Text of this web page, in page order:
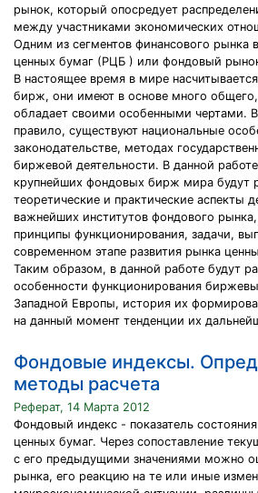
рынок, который опосредует
между участниками экономических
Одним из сегментов финансового рынка
ценных бумаг (РЦБ ) или фондовый
В настоящее время в мире
бирж, они имеют в основе много
обладает своими особенными чертами. В
правило, существуют национальные
законодательстве, методах
биржевой деятельности. В данной
крупнейших фондовых бирж мира будут
теоретические и практические аспекты
важнейших институтов фондового
принципы функционирования, задачи,
современном этапе развития рынка
Таким образом, в данной работе будут
особенности функционирования
Западной Европы, история их
на данный момент тенденции их
Фондовые индексы.
методы расчета
Реферат, 14 Марта 2012
Фондовый индекс - показатель
ценных бумаг. Через сопоставление
с его предыдущими значениями можно
рынка, его реакцию на те или иные